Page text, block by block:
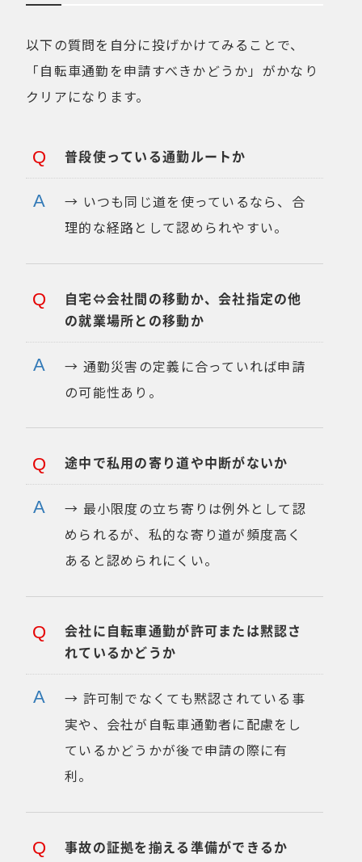
以下の質問を自分に投げかけてみることで、
「自転車通勤を申請すべきかどうか」がかなり
クリアになります。
普段使っている通勤ルートか
→ いつも同じ道を使っているなら、合
理的な経路として認められやすい。
自宅⇔会社間の移動か、会社指定の他
の就業場所との移動か
→ 通勤災害の定義に合っていれば申請
の可能性あり。
途中で私用の寄り道や中断がないか
→ 最小限度の立ち寄りは例外として認
められるが、私的な寄り道が頻度高く
あると認められにくい。
会社に自転車通勤が許可または黙認さ
れているかどうか
→ 許可制でなくても黙認されている事
実や、会社が自転車通勤者に配慮をし
ているかどうかが後で申請の際に有
利。
事故の証拠を揃える準備ができるか